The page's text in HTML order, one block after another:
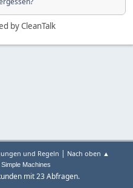
by CleanTalk
und Regeln | Nach oben ▲
Simple Machines
mit 23 Abfragen.